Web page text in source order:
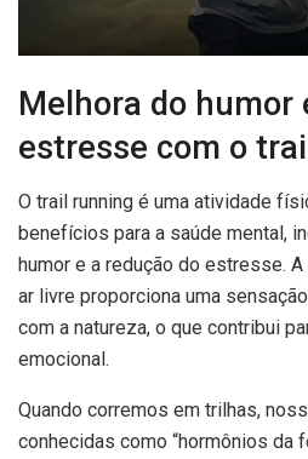
Melhora do humor
estresse com o
O trail running é uma atividade
benefícios para a saúde mental,
humor e a redução do estresse.
ar livre proporciona uma
com a natureza, o que contribui
emocional.
Quando corremos em trilhas,
conhecidas como “hormônios da